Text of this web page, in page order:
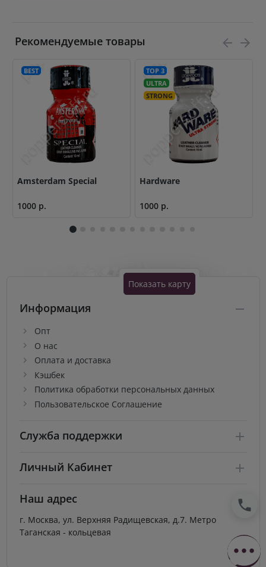
Рекомендуемые товары
BEST
Amsterdam Special
1000 р.
TOP 3
ULTRA
STRONG
Hardware
1000 р.
Показать карту
Информация
Опт
О нас
Оплата и доставка
Кэшбек
Политика обработки персональных данных
Пользовательское Соглашение
Служба поддержки
Личный Кабинет
Наш адрес
г. Москва, ул. Верхняя Радищевская, д.7. Метро
Таганская - кольцевая